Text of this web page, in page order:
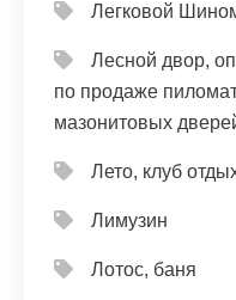
Легковой
Лесной двор,
по продаже
мазонитовых
Лето, клуб
Лимузин
Лотос, баня